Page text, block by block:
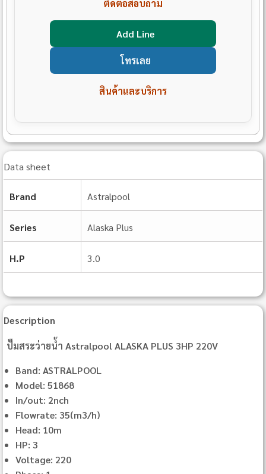
ติดต่อสอบถาม
Add Line
โทรเลย
สินค้าและบริการ
Data sheet
Brand Astralpool
Series Alaska Plus
H.P 3.0
Description
ปั๊มสระว่ายน้ำ Astralpool ALASKA PLUS 3HP 220V
Band: ASTRALPOOL
Model: 51868
In/out: 2nch
Flowrate: 35(m3/h)
Head: 10m
HP: 3
Voltage: 220